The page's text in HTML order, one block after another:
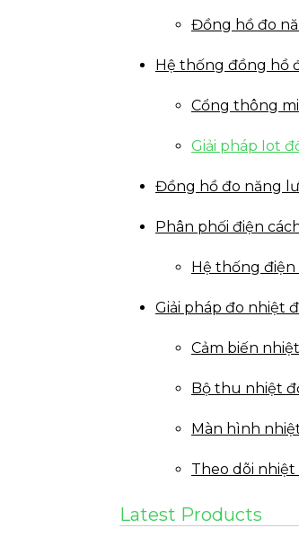
Đồng hồ đo
Hệ thống đồng hồ
Cổng thông
Giải pháp Iot
Đồng hồ đo năng
Phân phối điện
Hệ thống điện
Giải pháp đo nhiệt
Cảm biến
Bộ thu nhiệt
Màn hình
Theo dõi nhiệt
Latest Products